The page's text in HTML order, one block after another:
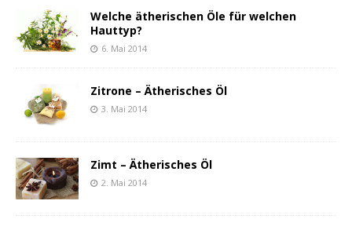
Welche ätherischen Öle für welchen
Hauttyp?
6. Mai 2014
Zitrone – Ätherisches Öl
3. Mai 2014
Zimt – Ätherisches Öl
2. Mai 2014